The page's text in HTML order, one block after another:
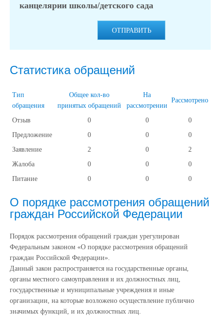
канцелярии школы/детского сада
ОТПРАВИТЬ
Статистика обращений
Тип
обращения
Общее кол-во
принятых обращений
На
рассмотрении
Рассмотрено
Отзыв 0 0
0
Предложение
0 0
0
Заявление
2 0
2
Жалоба
0 0
0
Питание
0 0 0
О порядке рассмотрения обращений
граждан Российской Федерации
Порядок рассмотрения обращений граждан урегулирован
Федеральным законом «О порядке рассмотрения обращений
граждан Российской Федерации».
Данный закон распространяется на государственные органы,
органы местного самоуправления и их должностных лиц,
государственные и муниципальные учреждения и иные
организации, на которые возложено осуществление публично
значимых функций, и их должностных лиц.